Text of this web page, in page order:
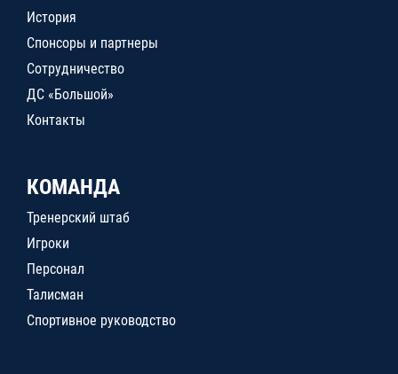
История
Спонсоры и партнеры
Сотрудничество
ДС «Большой»
Контакты
КОМАНДА
Тренерский штаб
Игроки
Персонал
Талисман
Спортивное руководство